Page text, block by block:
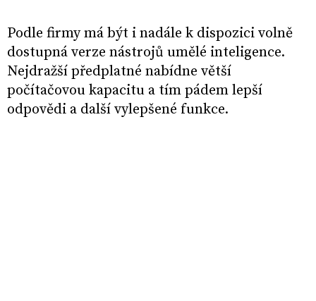
Podle firmy má být i nadále k dispozici volně
dostupná verze nástrojů umělé inteligence.
Nejdražší předplatné nabídne větší
počítačovou kapacitu a tím pádem lepší
odpovědi a další vylepšené funkce.